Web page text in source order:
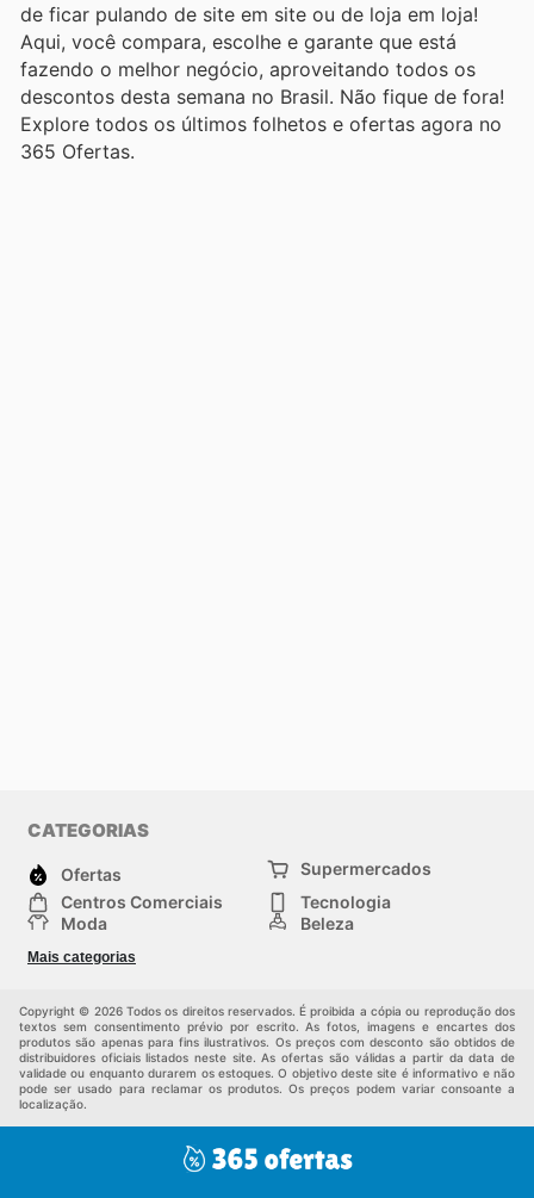
de ficar pulando de site em site ou de loja em loja!
Aqui, você compara, escolhe e garante que está
fazendo o melhor negócio, aproveitando todos os
descontos desta semana no Brasil. Não fique de fora!
Explore todos os últimos folhetos e ofertas agora no
365 Ofertas.
CATEGORIAS
Ofertas
Supermercados
Centros Comerciais
Tecnologia
Moda
Beleza
Construção e jardinagem
Mais categorias
Copyright © 2026 Todos os direitos reservados. É proibida a cópia ou reprodução dos
textos sem consentimento prévio por escrito. As fotos, imagens e encartes dos
produtos são apenas para fins ilustrativos. Os preços com desconto são obtidos de
distribuidores oficiais listados neste site. As ofertas são válidas a partir da data de
validade ou enquanto durarem os estoques. O objetivo deste site é informativo e não
pode ser usado para reclamar os produtos. Os preços podem variar consoante a
localização.